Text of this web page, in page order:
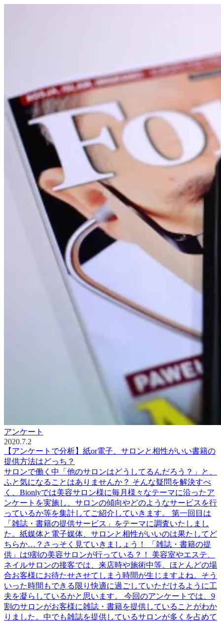
アンケート
2020.7.2
【アンケートで分析】紙or電子、サロンと相性がいい書籍の
提供方法はどっち？
サロンで働く中「他のサロンはどうしてるんだろう？」と、
ふと気になることはありませんか？ そんな疑問を解決すべ
く、Bionlyでは美容サロン様に毎月様々なテーマに沿ったア
ンケートを実施し、サロンの傾向やどのようなサービスを行
っているか等を集計してご紹介していきます。 第一回目は
「雑誌・書籍の提供サービス」をテーマに調査いたしまし
た。紙媒体と電子媒体、サロンと相性がいいのは果たしてど
ちらか…？さっそく見ていきましょう！ 「雑誌・書籍の提
供」は9割の美容サロンが行っている？！ 美容室やエステ、
ネイルサロンの接客では、来店時や施術中等、ほとんどの場
合お客様にお待たせさせてしまう時間が生じますよね。そう
いった時間もできる限り快適に過ごしていただけるように工
夫を凝らしているかと思います。 今回のアンケートでは、9
割のサロンがお客様に雑誌・書籍を提供していることがわか
りました。中でも雑誌を提供しているサロンが多くを占めて